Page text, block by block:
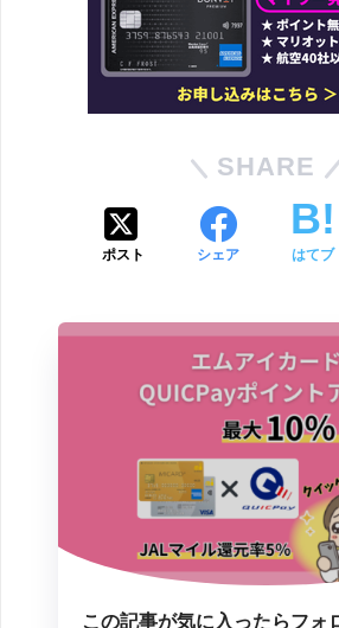
SHARE
ポスト シェア はてブ
この記事が気に入ったらフォ